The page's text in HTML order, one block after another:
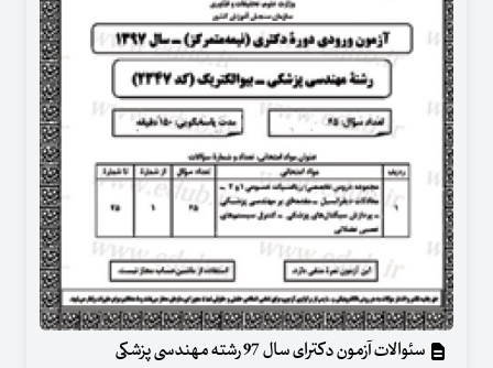
سئوالات آزمون دکترای سال 97 رشته مهندسی پزشکی